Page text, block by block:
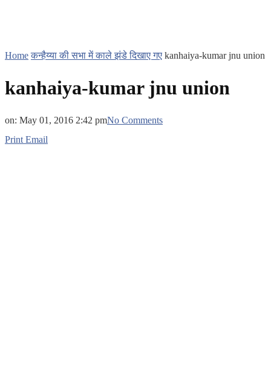
Home कन्हैय्या की सभा में काले झंडे दिखाए गए kanhaiya-kumar jnu union
kanhaiya-kumar jnu union
on: May 01, 2016 2:42 pmNo Comments
Print Email